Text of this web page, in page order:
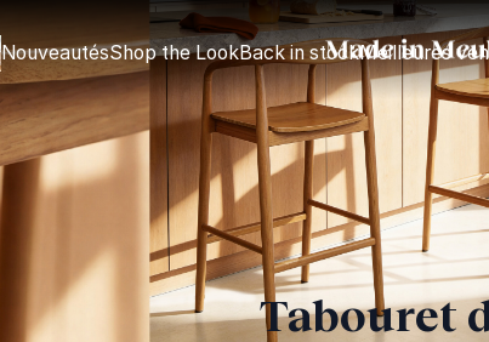
NouveautésShop the LookBack in stockMeilleures
Tabouret